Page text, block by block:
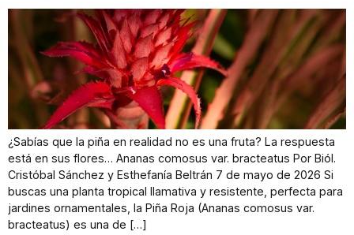
¿Sabías que la piña en realidad no es una fruta? La respuesta
está en sus flores… Ananas comosus var. bracteatus Por Biól.
Cristóbal Sánchez y Esthefanía Beltrán 7 de mayo de 2026 Si
buscas una planta tropical llamativa y resistente, perfecta para
jardines ornamentales, la Piña Roja (Ananas comosus var.
bracteatus) es una de […]